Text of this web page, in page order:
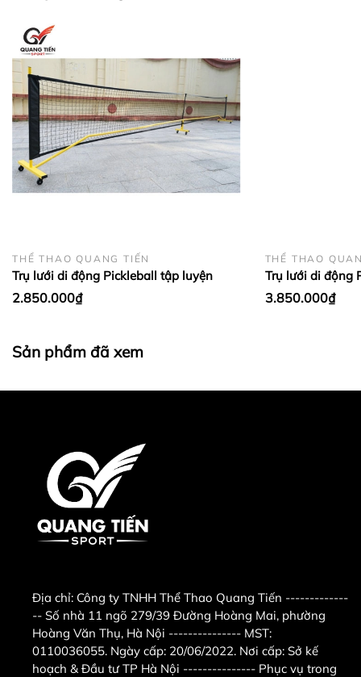
Khách hàng ở tỉnh xa mua hàng vui lòng cọc trước ít
tiền vận chuyển hoặc chuyển khoản
THỂ THAO QUANG TIẾN
Trụ lưới di động Pickleball tập luyện
2.850.000₫
THỂ THAO
Trụ lưới di động
3.850.000₫
Sản phẩm đã xem
Địa chỉ: Công ty TNHH Thể Thao Quang Tiến -------------
-- Số nhà 11 ngõ 279/39 Đường Hoàng Mai, phường
Hoàng Văn Thụ, Hà Nội --------------- MST:
0110036055. Ngày cấp: 20/06/2022. Nơi cấp: Sở kế
hoạch & Đầu tư TP Hà Nội --------------- Phục vụ trong